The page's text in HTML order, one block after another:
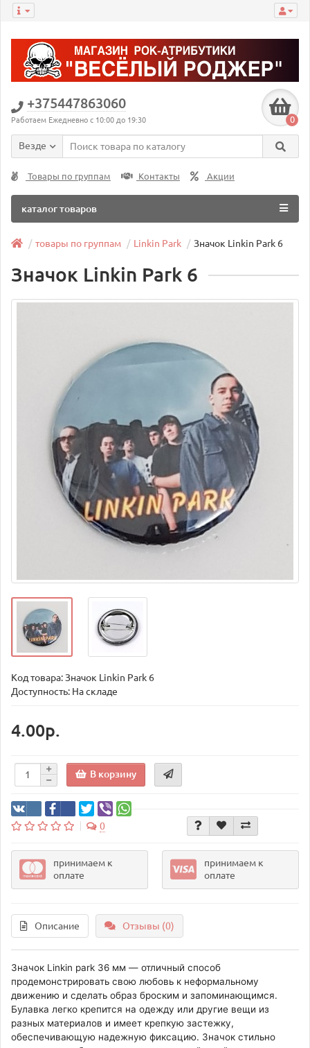
+375447863060
Работаем Ежедневно с 10:00 до 19:30 0
Везде
Товары по группам Контакты Акции
каталог товаров
товары по группам Linkin Park Значок Linkin Park 6
Значок Linkin Park 6
Код товара:Значок Linkin Park 6
Доступность: На складе
4.00р.
В корзину
0
принимаем к
оплате
принимаем к
оплате
Описание Отзывы (0)
Значок Linkin park 36 мм — отличный способ
продемонстрировать свою любовь к неформальному
движению и сделать образ броским и запоминающимся.
Булавка легко крепится на одежду или другие вещи из
разных материалов и имеет крепкую застежку,
обеспечивающую надежную фиксацию. Значок стильно